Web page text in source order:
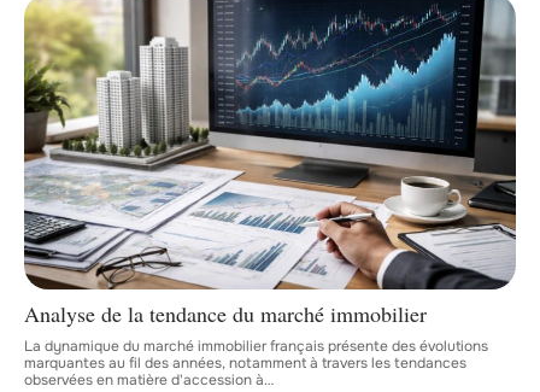
Analyse de la tendance du marché immobilier
La dynamique du marché immobilier français présente des évolutions
marquantes au fil des années, notamment à travers les tendances
observées en matière d'accession à…